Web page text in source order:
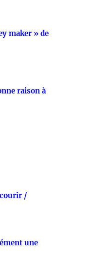
maker » de
raison à
courir /
une